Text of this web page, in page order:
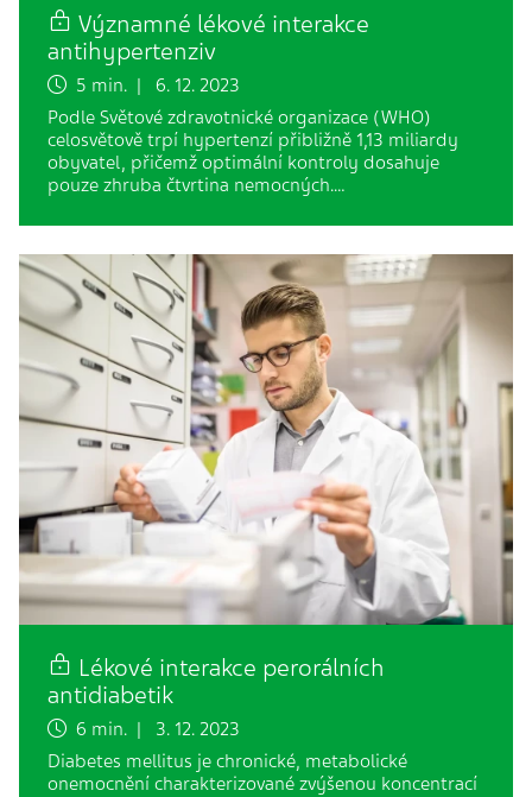
Významné lékové interakce
antihypertenziv
5 min. | 6. 12. 2023
Podle Světové zdravotnické organizace (WHO)
celosvětově trpí hypertenzí přibližně 1,13 miliardy
obyvatel, přičemž optimální kontroly dosahuje
pouze zhruba čtvrtina nemocných.…
Lékové interakce perorálních
antidiabetik
6 min. | 3. 12. 2023
Diabetes mellitus je chronické, metabolické
onemocnění charakterizované zvýšenou koncentrací